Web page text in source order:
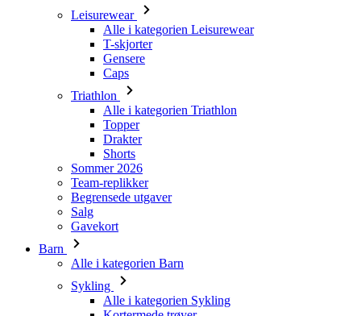
Leisurewear
Alle i kategorien Leisurewear
T-skjorter
Gensere
Caps
Triathlon
Alle i kategorien Triathlon
Topper
Drakter
Shorts
Sommer 2026
Team-replikker
Begrensede utgaver
Salg
Gavekort
Barn
Alle i kategorien Barn
Sykling
Alle i kategorien Sykling